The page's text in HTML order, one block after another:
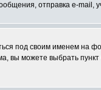
отправка e-mail,
под своим именем на
вы можете выбрать пункт